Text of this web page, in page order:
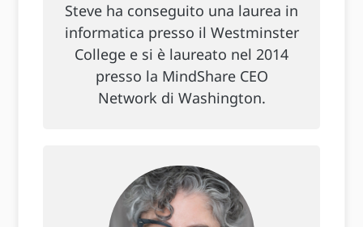
Steve ha conseguito una laurea in
informatica presso il Westminster
College e si è laureato nel 2014
presso la MindShare CEO
Network di Washington.